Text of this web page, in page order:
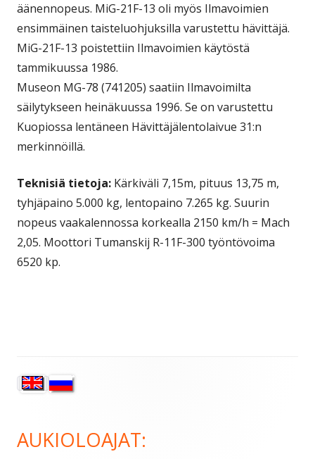
äänennopeus. MiG-21F-13 oli myös Ilmavoimien
ensimmäinen taisteluohjuksilla varustettu hävittäjä.
MiG-21F-13 poistettiin Ilmavoimien käytöstä
tammikuussa 1986.
Museon MG-78 (741205) saatiin Ilmavoimilta
säilytykseen heinäkuussa 1996. Se on varustettu
Kuopiossa lentäneen Hävittäjälentolaivue 31:n
merkinnöillä.
Teknisiä tietoja: Kärkiväli 7,15m, pituus 13,75 m,
tyhjäpaino 5.000 kg, lentopaino 7.265 kg. Suurin
nopeus vaakalennossa korkealla 2150 km/h = Mach
2,05. Moottori Tumanskij R-11F-300 työntövoima
6520 kp.
Sivupalkki
AUKIOLOAJAT: